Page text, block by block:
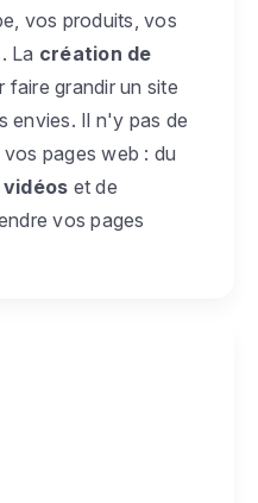
vos produits, vos
La création de
faire grandir un site
envies. Il n'y pas de
pages web : du
et de
vos pages